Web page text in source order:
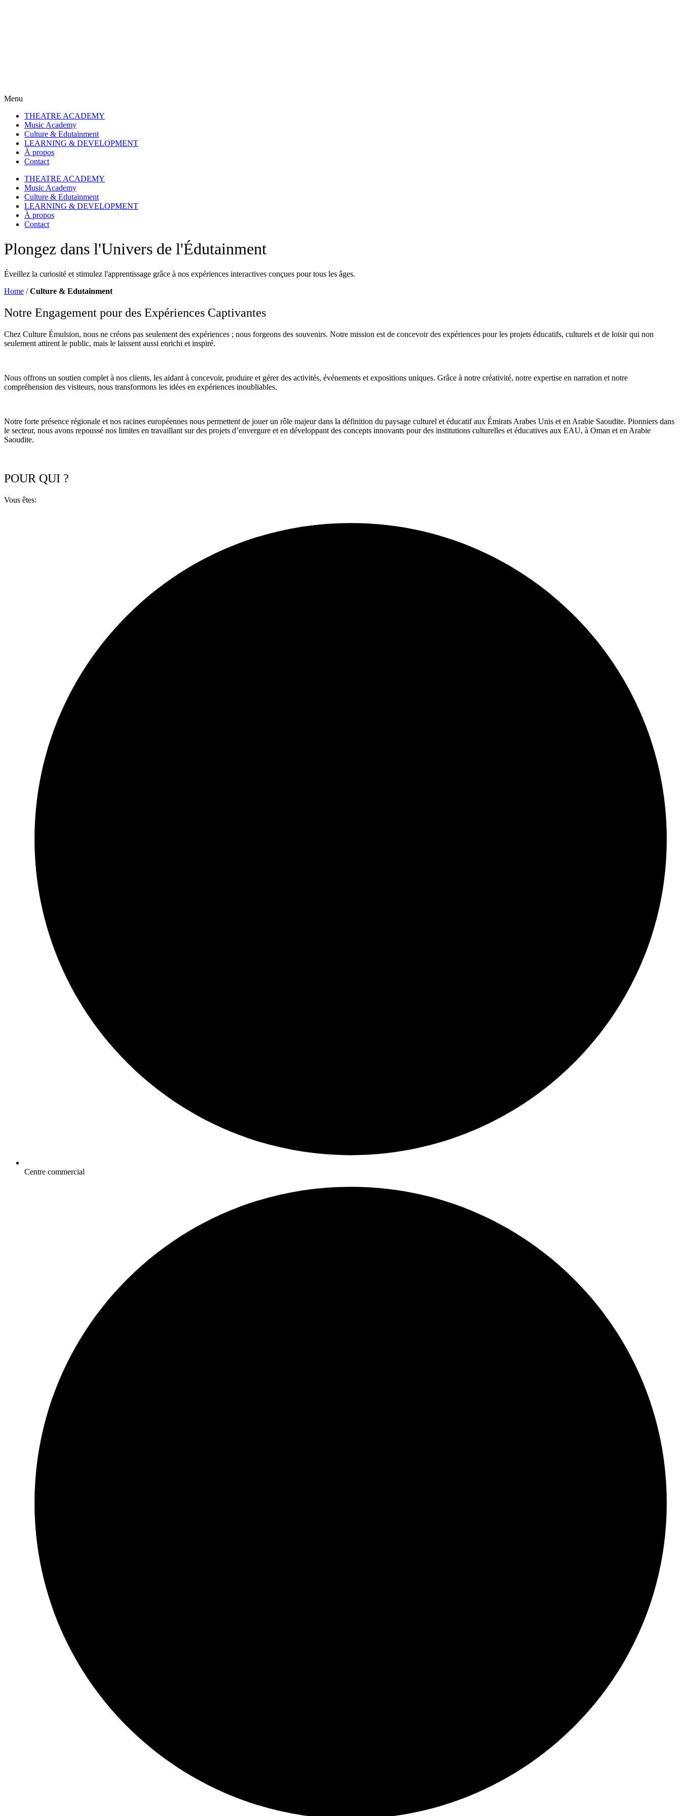
Menu
THEATRE ACADEMY
Music Academy
Culture & Edutainment
LEARNING & DEVELOPMENT
À propos
Contact
THEATRE ACADEMY
Music Academy
Culture & Edutainment
LEARNING & DEVELOPMENT
À propos
Contact
Plongez dans l'Univers de l'Édutainment
Éveillez la curiosité et stimulez l'apprentissage grâce à nos expériences interactives conçues pour tous les âges.
Home /Culture & Edutainment
Notre Engagement pour des Expériences Captivantes
Chez Culture Émulsion, nous ne créons pas seulement des expériences ; nous forgeons des souvenirs. Notre mission est de concevoir des expériences pour les projets éducatifs, culturels et de loisir qui non
seulement attirent le public, mais le laissent aussi enrichi et inspiré.
Nous offrons un soutien complet à nos clients, les aidant à concevoir, produire et gérer des activités, événements et expositions uniques. Grâce à notre créativité, notre expertise en narration et notre
compréhension des visiteurs, nous transformons les idées en expériences inoubliables.
Notre forte présence régionale et nos racines européennes nous permettent de jouer un rôle majeur dans la définition du paysage culturel et éducatif aux Émirats Arabes Unis et en Arabie Saoudite. Pionniers dans
le secteur, nous avons repoussé nos limites en travaillant sur des projets d’envergure et en développant des concepts innovants pour des institutions culturelles et éducatives aux EAU, à Oman et en Arabie
Saoudite.
POUR QUI ?
Vous êtes:
Centre commercial